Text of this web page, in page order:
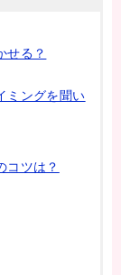
せる？
ミングを聞い
コツは？